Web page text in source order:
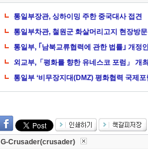
통일부장관, 싱하이밍 주한 중국대사 접견
통일부차관, 철원군 화살머리고지 현장방문
통일부, ｢남북교류협력에 관한 법률｣ 개정
외교부,「평화를 향한 유네스코 포럼」 개최
통일부 ‘비무장지대(DMZ) 평화협력 국제포
G-Crusader(crusader)